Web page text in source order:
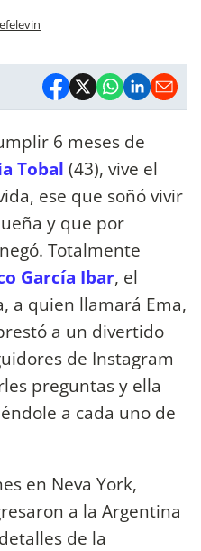
6 meses de
Tobal (43), vive el
ese que soñó vivir
y que por
Totalmente
García Ibar, el
a quien llamará Ema,
a un divertido
de Instagram
preguntas y ella
a cada uno de
en Neva York,
a la Argentina
de la